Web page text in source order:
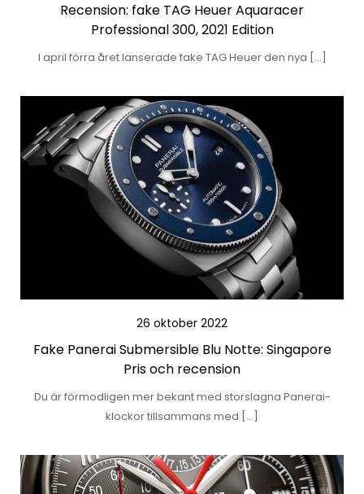
Recension: fake TAG Heuer Aquaracer
Professional 300, 2021 Edition
I april förra året lanserade fake TAG Heuer den nya […]
26 oktober 2022
Fake Panerai Submersible Blu Notte: Singapore
Pris och recension
Du är förmodligen mer bekant med storslagna Panerai-
klockor tillsammans med […]